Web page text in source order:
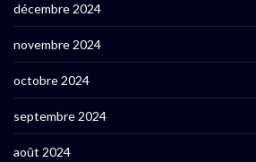
décembre 2024
novembre 2024
octobre 2024
septembre 2024
août 2024